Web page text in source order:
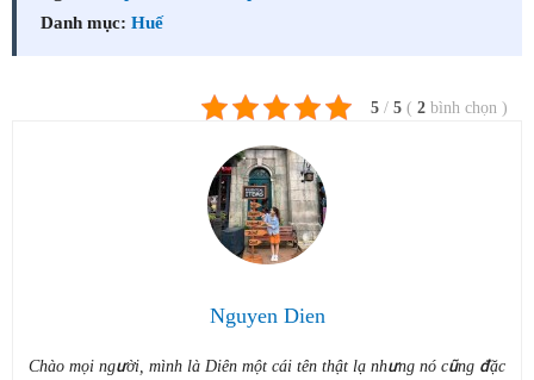
Danh mục: Huế
5 / 5 ( 2 bình chọn )
Nguyen Dien
Chào mọi người, mình là Diên một cái tên thật lạ nhưng nó cũng đặc